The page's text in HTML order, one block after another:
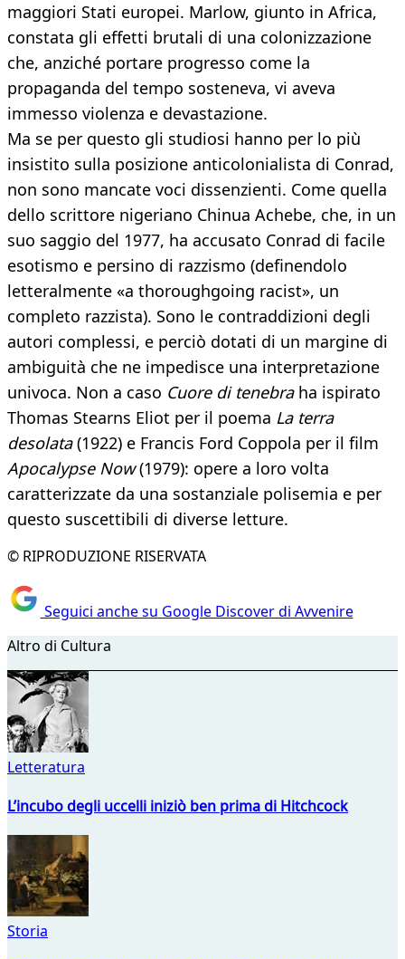
maggiori Stati europei. Marlow, giunto in Africa,
constata gli effetti brutali di una colonizzazione
che, anziché portare progresso come la
propaganda del tempo sosteneva, vi aveva
immesso violenza e devastazione.
Ma se per questo gli studiosi hanno per lo più
insistito sulla posizione anticolonialista di Conrad,
non sono mancate voci dissenzienti. Come quella
dello scrittore nigeriano Chinua Achebe, che, in un
suo saggio del 1977, ha accusato Conrad di facile
esotismo e persino di razzismo (definendolo
letteralmente «a thoroughgoing racist», un
completo razzista). Sono le contraddizioni degli
autori complessi, e perciò dotati di un margine di
ambiguità che ne impedisce una interpretazione
univoca. Non a caso Cuore di tenebraha ispirato
Thomas Stearns Eliot per il poema La terra
desolata(1922) e Francis Ford Coppola per il film
Apocalypse Now(1979): opere a loro volta
caratterizzate da una sostanziale polisemia e per
questo suscettibili di diverse letture.
© RIPRODUZIONE RISERVATA
Seguici anche su Google Discover di Avvenire
Altro di Cultura
Letteratura
L’incubo degli uccelli iniziò ben prima di Hitchcock
Storia